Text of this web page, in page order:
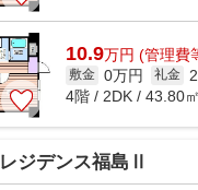
10.9万円 (管理費
敷金 0万円 礼金
4階 / 2DK / 43.80㎡
レジデンス福島Ⅱ